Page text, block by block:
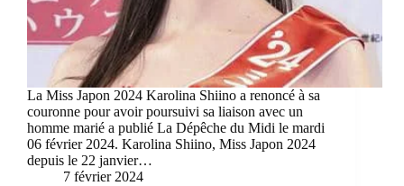
La Miss Japon 2024 Karolina Shiino a renoncé à sa
couronne pour avoir poursuivi sa liaison avec un
homme marié a publié La Dépêche du Midi le mardi
06 février 2024. Karolina Shiino, Miss Japon 2024
depuis le 22 janvier…
7 février 2024